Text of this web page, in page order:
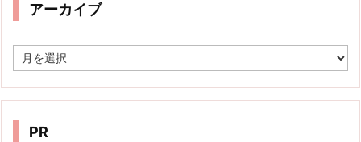
アーカイブ
ー
イ
PR